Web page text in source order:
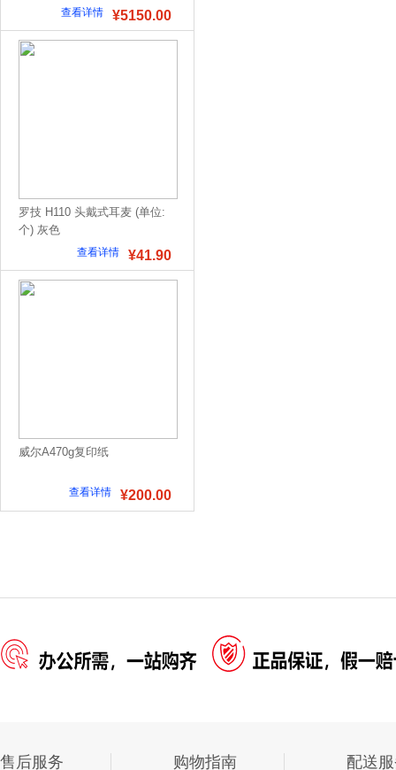
¥5150.00
查看详情
罗技 H110 头戴式耳麦 (单位:
个) 灰色
¥41.90
查看详情
威尔A470g复印纸
¥200.00
查看详情
售后服务 购物指南 配送